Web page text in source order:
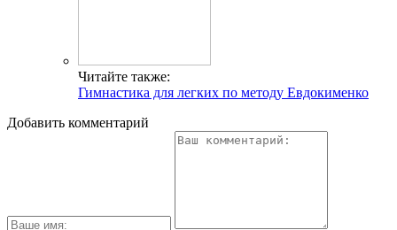
Читайте также:
Гимнастика для легких по методу Евдокименко
Добавить комментарий